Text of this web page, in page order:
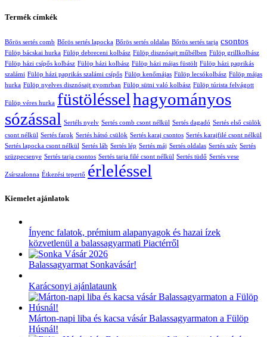
Termék címkék
Bőrös sertés comb Bőrös sertés lapocka Bőrös sertés oldalas Bőrös sertés tarja csontos
Fülöp bácskai hurka Fülöp debreceni kolbász Fülöp disznósajt műbélben Fülöp grillkolbász
Fülöp házi csípős kolbász Fülöp házi kolbász Fülöp házi májas füstölt Fülöp házi paprikás
szalámi Fülöp házi paprikás szalámi csípős Fülöp kenőmájas Fülöp lecsókolbász Fülöp májas
hurka Fülöp nyelves disznósajt gyomrban Fülöp sütni való kolbász Fülöp túrista felvágott
Fülöp véres hurka füstölésselhagyományos
sózással Sertéls nyelv Sertés comb csont nélkül Sertés dagadó Sertés első csülök
csont nélkül Sertés farok Sertés hátsó csülök Sertés karaj csontos Sertés karajfilé csont nélkül
Sertés lapocka csont nélkül Sertés láb Sertés lép Sertés máj Sertés oldalas Sertés szív Sertés
szüzpecsenye Sertés tarja csontos Sertés tarja filé csont nélkül Sertés tüdő Sertés vese
Zsírszalonna Étkezési tepertő érleléssel
Kiemelet ajánlatok
Ínyenc falatok, prémium alapanyagok és hazai ízek
közvetlenül a balassagyarmati Piactérről
Balassagyarmat Sonkavásár!
Karácsonyi ajánlataunk
Márton-napi liba és kacsa vásár Balassagyarmaton a Fülöp
Húsnál!